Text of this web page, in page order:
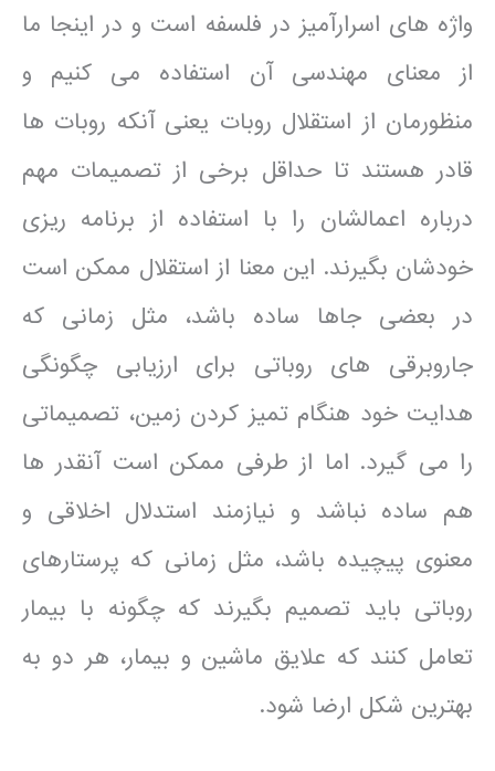
واژه های اسرارآمیز در فلسفه است و در اینجا ما
از معنای مهندسی آن استفاده می کنیم و
منظورمان از استقلال روبات یعنی آنکه روبات ها
قادر هستند تا حداقل برخی از تصمیمات مهم
درباره اعمالشان را با استفاده از برنامه ریزی
خودشان بگیرند. این معنا از استقلال ممکن است
در بعضی جاها ساده باشد، مثل زمانی که
جاروبرقی های روباتی برای ارزیابی چگونگی
هدایت خود هنگام تمیز کردن زمین، تصمیماتی
را می گیرد. اما از طرفی ممکن است آنقدر ها
هم ساده نباشد و نیازمند استدلال اخلاقی و
معنوی پیچیده باشد، مثل زمانی که پرستارهای
روباتی باید تصمیم بگیرند که چگونه با بیمار
تعامل کنند که علایق ماشین و بیمار، هر دو به
بهترین شکل ارضا شود.